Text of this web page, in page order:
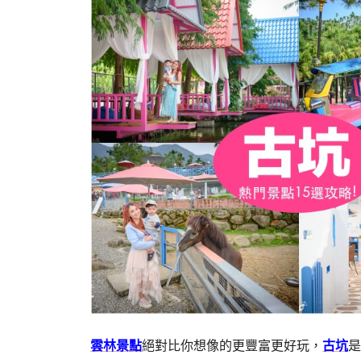
雲林景點絕對比你想像的更豐富更好玩， 古坑